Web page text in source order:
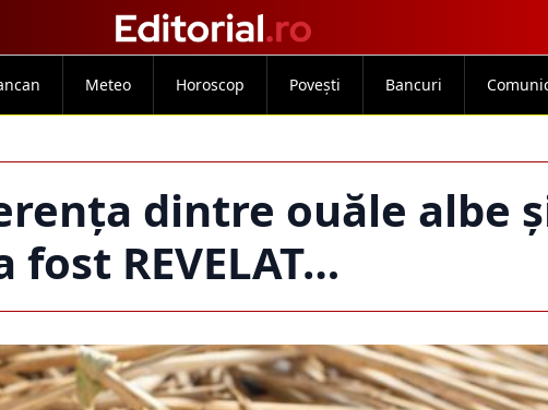
Meteo Horoscop Povești Bancuri
dintre ouăle albe
REVELAT…